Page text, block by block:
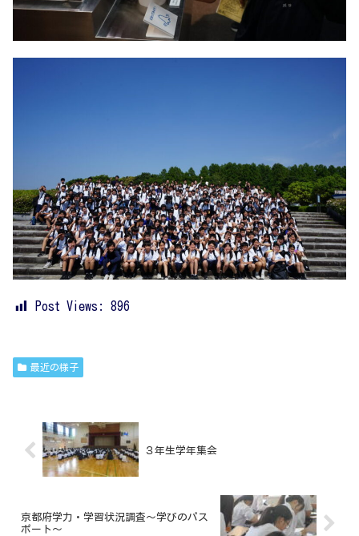
Post Views: 896
最近の様子
３年生学年集会
京都府学力・学習状況調査～学びのパス
ポート～